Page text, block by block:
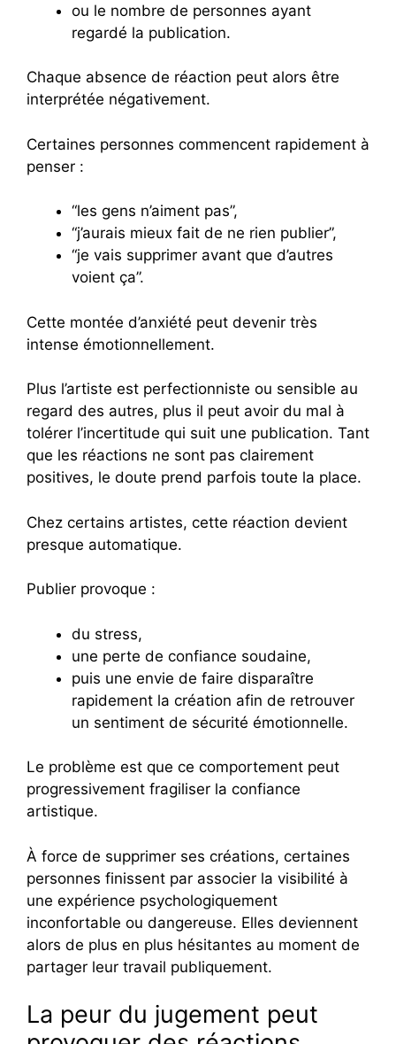
ou le nombre de personnes ayant
regardé la publication.
Chaque absence de réaction peut alors être
interprétée négativement.
Certaines personnes commencent rapidement à
penser :
“les gens n’aiment pas”,
“j’aurais mieux fait de ne rien publier”,
“je vais supprimer avant que d’autres
voient ça”.
Cette montée d’anxiété peut devenir très
intense émotionnellement.
Plus l’artiste est perfectionniste ou sensible au
regard des autres, plus il peut avoir du mal à
tolérer l’incertitude qui suit une publication. Tant
que les réactions ne sont pas clairement
positives, le doute prend parfois toute la place.
Chez certains artistes, cette réaction devient
presque automatique.
Publier provoque :
du stress,
une perte de confiance soudaine,
puis une envie de faire disparaître
rapidement la création afin de retrouver
un sentiment de sécurité émotionnelle.
Le problème est que ce comportement peut
progressivement fragiliser la confiance
artistique.
À force de supprimer ses créations, certaines
personnes finissent par associer la visibilité à
une expérience psychologiquement
inconfortable ou dangereuse. Elles deviennent
alors de plus en plus hésitantes au moment de
partager leur travail publiquement.
La peur du jugement peut